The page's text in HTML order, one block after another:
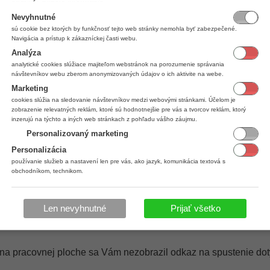
aby sa Vám v tejto časti zobrazil náhlaď tzv. Metra,
spustenie rôznych aplikácií.
vyhľadá aplikácie, v ktorých sa názovposnachádza.
pravým tlačidlom, daná aplikácia sa označí a v spodnej časti
(angl.Open file location
na jednotlivé aplikácie.
Pokladňa, kliknite na ňu pravým tlačidlom.
Send to) a následne Pracovná plocha (Vytvoriť
Zadajte Vami nadefinované číselné heslo a prihláste sa.
vo Windows 10
pracovnej ploche sa Vám nezobrazil odkaz na spustenie
Nevyhnutné
sú cookie bez ktorých by funkčnosť tejto web stránky nemohla byť zabezpečené.
Navigácia a prístup k zákazníckej časti webu.
Analýza
analytické cookies slúžiace majiteľom webstránok na porozumenie správania
návštevníkov webu zberom anonymizovaných údajov o ich aktivite na webe.
Marketing
cookies slúžia na sledovanie návštevníkov medzi webovými stránkami. Účelom je
zobrazenie relevatných reklám, ktoré sú hodnotnejšie pre vás a tvorcov reklám, ktorý
inzerujú na týchto a iných web stránkach z pohľadu vášho záujmu.
Personalizovaný marketing
Personalizácia
používanie služieb a nastavení len pre vás, ako jazyk, komunikácia textová s
obchodníkom, technikom.
Len nevyhnutné Prijať všetko